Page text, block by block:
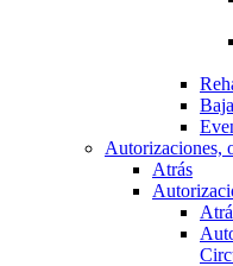
Autorizaciones,
Atrás